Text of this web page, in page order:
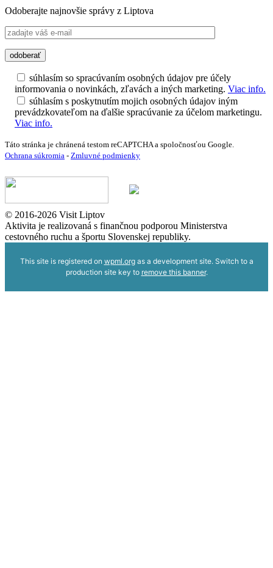
Odoberajte najnovšie správy z Liptova
súhlasím so spracúvaním osobných údajov pre účely
informovania o novinkách, zľavách a iných marketing. Viac info.
súhlasím s poskytnutím mojich osobných údajov iným
prevádzkovateľom na ďalšie spracúvanie za účelom marketingu.
Viac info.
Táto stránka je chránená testom reCAPTCHA a spoločnosťou Google.
Ochrana súkromia - Zmluvné podmienky
© 2016-2026 Visit Liptov
Aktivita je realizovaná s finančnou podporou Ministerstva
cestovného ruchu a športu Slovenskej republiky.
This site is registered on wpml.orgas a development site. Switch to a
production site key to remove this banner.